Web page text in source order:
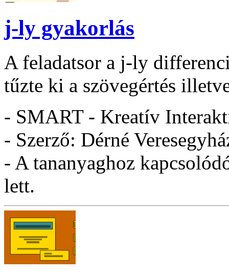
j-ly gyakorlás
A feladatsor a j-ly
tűzte ki a szövegértés
- SMART - Kreatív
- Szerző: Dérné
- A tananyaghoz
lett.